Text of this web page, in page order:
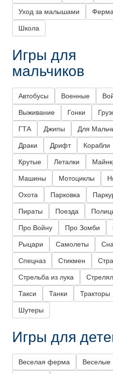
Уход за малышами
Школа
Игры для
мальчиков
Автобусы Военные
Выживание Гонки
ГТА Джипы Для
Драки Дрифт Корабли
Крутые Леталки
Машины Мотоциклы
Охота Парковка
Пираты Поезда
Про Войну Про Зомби
Рыцари Самолеты
Спецназ Стикмен
Стрельба из лука
Такси Танки Тракторы
Шутеры
Игры для
Веселая ферма Веселые